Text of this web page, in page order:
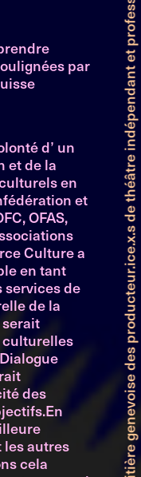
Faitière genevoise des producteur.ice.x.s de théâtre indépendant et professionnel
par
d’ un
et de la
en
et
OFAS,
Culture a
en tant
services de
de la
serait
culturelles
des
autres
cela